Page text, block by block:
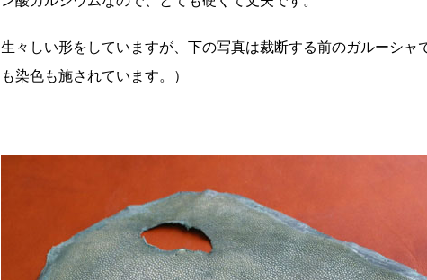
生々しい形をしていますが、下の写真は裁断する前のガルーシャ
も染色も施されています。）